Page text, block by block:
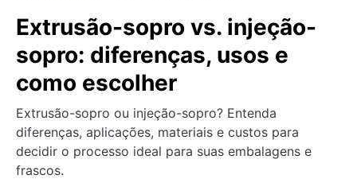
Extrusão-sopro vs. injeção-
sopro: diferenças, usos e
como escolher
Extrusão-sopro ou injeção-sopro? Entenda
diferenças, aplicações, materiais e custos para
decidir o processo ideal para suas embalagens e
frascos.